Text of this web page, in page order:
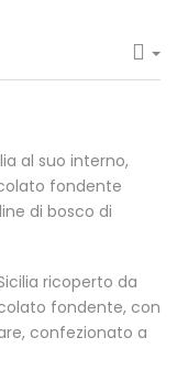
al suo interno,
fondente
di bosco di
ricoperto da
fondente, con
confezionato a